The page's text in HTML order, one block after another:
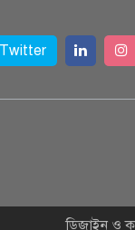
Twitter
ডিজাইন ও